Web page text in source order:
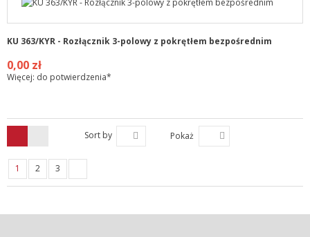
KU 363/KYR - Rozłącznik 3-polowy z pokrętłem bezpośrednim
0,00 zł
Więcej: do potwierdzenia*
Sort by Pokaż
1 2 3